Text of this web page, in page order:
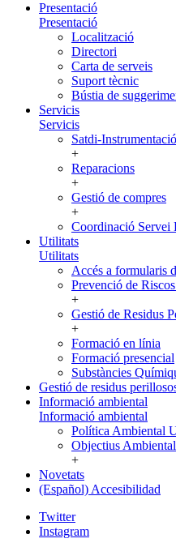
Presentació
Presentació
Localització
Directori
Carta de serveis
Suport tècnic
Bústia de
Servicis
Servicis
Satdi-
+
Reparacions
+
Gestió de compres
+
Coordinació Servei
Utilitats
Utilitats
Accés a formularis
Prevenció de
+
Gestió de Residus
+
Formació en línia
Formació presencial
Substàncies
Gestió de residus
Informació ambiental
Informació ambiental
Política Ambiental
Objectius
+
Novetats
(Español) Accesibilidad
Twitter
Instagram